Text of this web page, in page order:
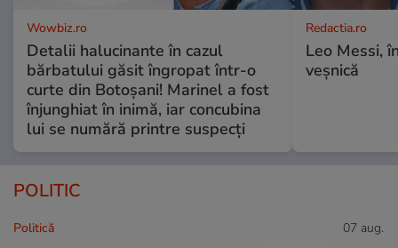
Wowbiz.ro
Detalii halucinante în cazul
bărbatului găsit îngropat într-o
curte din Botoșani! Marinel a fost
înjunghiat în inimă, iar concubina
lui se numără printre suspecți
Redactia.ro
Leo Messi,
veșnică
POLITIC
Politică 07 aug.